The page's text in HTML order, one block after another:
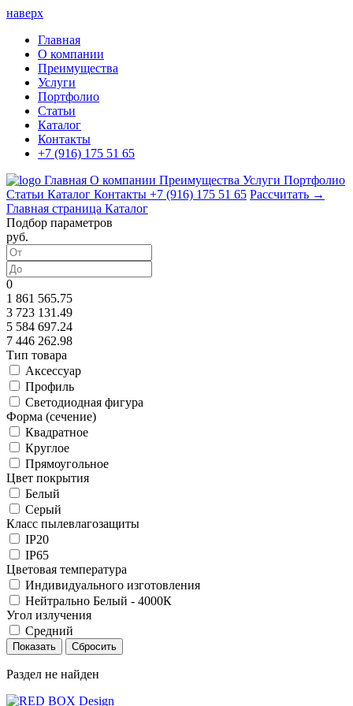
наверх
Главная
О компании
Преимущества
Услуги
Портфолио
Статьи
Каталог
Контакты
+7 (916) 175 51 65
Главная О компании Преимущества Услуги Портфолио
Статьи Каталог Контакты +7 (916) 175 51 65 Рассчитать →
Главная страница Каталог
Подбор параметров
руб.
0
1 861 565.75
3 723 131.49
5 584 697.24
7 446 262.98
Тип товара
Аксессуар
Профиль
Светодиодная фигура
Форма (сечение)
Квадратное
Круглое
Прямоугольное
Цвет покрытия
Белый
Серый
Класс пылевлагозащиты
IP20
IP65
Цветовая температура
Индивидуального изготовления
Нейтрально Белый - 4000К
Угол излучения
Средний
Раздел не найден